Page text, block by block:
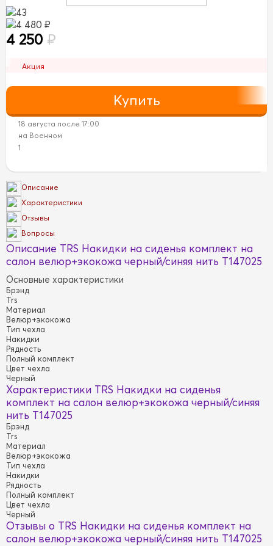
43
4 480 ₽
4 250 ₽
Акция
18 августа после 17:00
на Военном
1
Описание
Характеристики
Отзывы
Вопросы
Описание TRS Накидки на сиденья комплект на
салон велюр+экокожа черный/синяя нить T147025
Основные характеристики
Брэнд
Trs
Материал
Велюр+экокожа
Тип чехла
Накидки
Рядность
Полный комплект
Цвет чехла
Черный
Характеристики TRS Накидки на сиденья
комплект на салон велюр+экокожа черный/синяя
нить T147025
Брэнд
Trs
Материал
Велюр+экокожа
Тип чехла
Накидки
Рядность
Полный комплект
Цвет чехла
Черный
Отзывы о TRS Накидки на сиденья комплект на
салон велюр+экокожа черный/синяя нить T147025